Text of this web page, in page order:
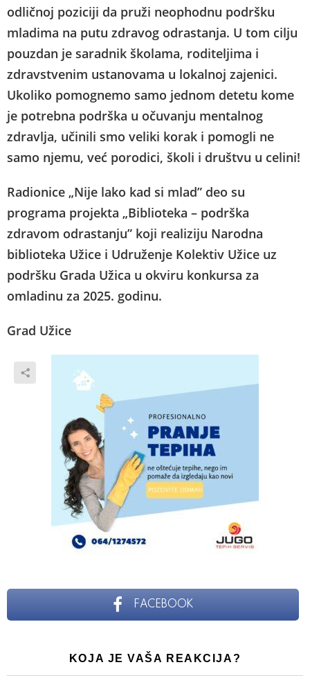
odličnoj poziciji da pruži neophodnu podršku
mladima na putu zdravog odrastanja. U tom cilju
pouzdan je saradnik školama, roditeljima i
zdravstvenim ustanovama u lokalnoj zajenici.
Ukoliko pomognemo samo jednom detetu kome
je potrebna podrška u očuvanju mentalnog
zdravlja, učinili smo veliki korak i pomogli ne
samo njemu, već porodici, školi i društvu u celini!
Radionice „Nije lako kad si mlad” deo su
programa projekta „Biblioteka – podrška
zdravom odrastanju” koji realiziju Narodna
biblioteka Užice i Udruženje Kolektiv Užice uz
podršku Grada Užica u okviru konkursa za
omladinu za 2025. godinu.
Grad Užice
FACEBOOK
KOJA JE VAŠA REAKCIJA?